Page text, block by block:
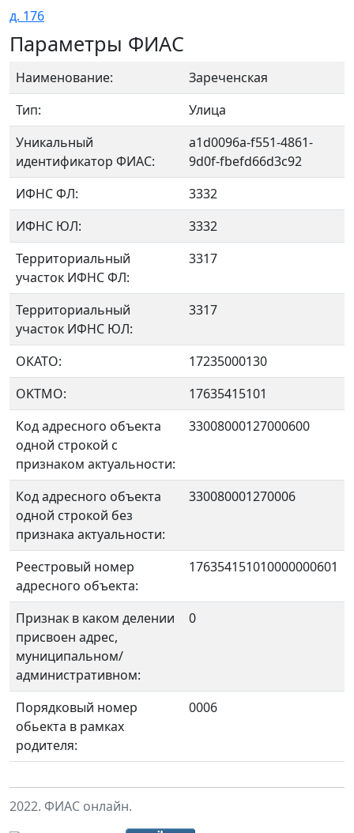
д. 176
Параметры ФИАС
Наименование:
Зареченская
Тип:
Улица
Уникальный
идентификатор ФИАС:
a1d0096a-f551-4861-
9d0f-fbefd66d3c92
ИФНС ФЛ:
3332
ИФНС ЮЛ:
3332
Территориальный
участок ИФНС ФЛ:
3317
Территориальный
участок ИФНС ЮЛ:
3317
ОКАТО:
17235000130
OKTMO:
17635415101
Код адресного объекта
одной строкой с
признаком актуальности:
33008000127000600
Код адресного объекта
одной строкой без
признака актуальности:
330080001270006
Реестровый номер
адресного объекта:
176354151010000000601
Признак в каком делении
присвоен адрес,
муниципальном/
административном:
0
Порядковый номер
обьекта в рамках
родителя:
0006
2022. ФИАС онлайн.